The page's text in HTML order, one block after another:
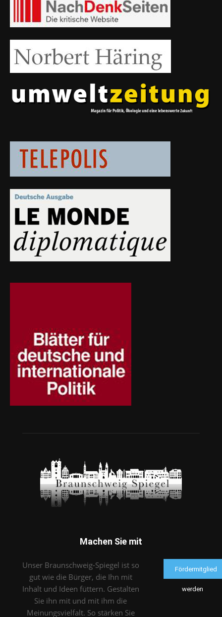
Machen Sie mit
Unser Braunschweig-Spiegel ist so
gut wie die Bürger, die Ihn mit
Inhalt und Ideen füttern. Gestalten
Sie ihn mit und mit ihm die
Meinungsvielfalt. So stärken Sie
Fördermitglied
werden